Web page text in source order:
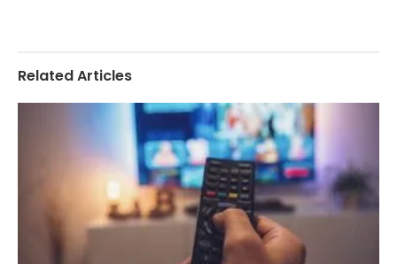
Related Articles